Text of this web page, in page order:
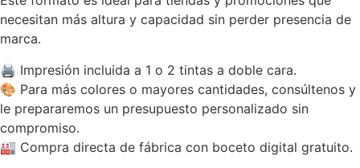
necesitan más altura y capacidad sin perder presencia de
marca.
🖨️ Impresión incluida a 1 o 2 tintas a doble cara.
🎨 Para más colores o mayores cantidades, consúltenos y
le prepararemos un presupuesto personalizado sin
compromiso.
🏭 Compra directa de fábrica con boceto digital gratuito.